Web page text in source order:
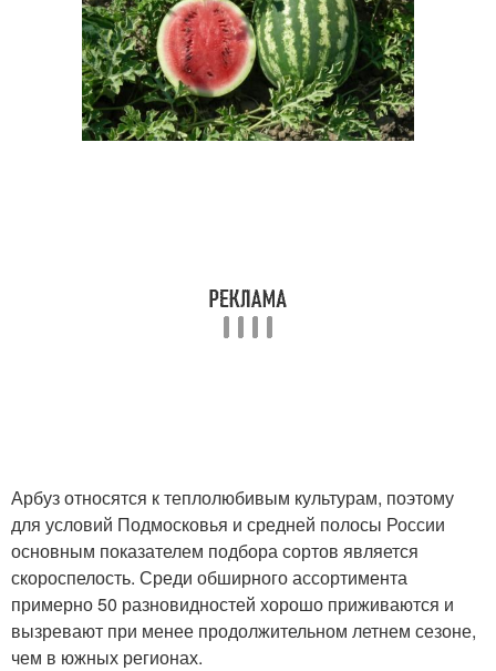
Лежкие сорта Крупные сорта
Арбуз относятся к теплолюбивым культурам, поэтому
для условий Подмосковья и средней полосы России
основным показателем подбора сортов является
скороспелость. Среди обширного ассортимента
примерно 50 разновидностей хорошо приживаются и
вызревают при менее продолжительном летнем сезоне,
чем в южных регионах.